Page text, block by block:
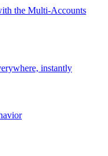
the Multi-Accounts
instantly